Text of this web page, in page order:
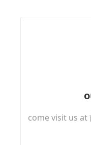
come visit us at